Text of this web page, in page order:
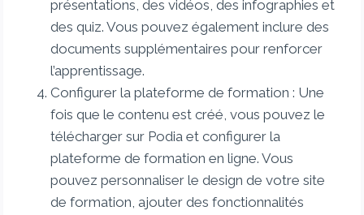
présentations, des vidéos, des infographies et
des quiz. Vous pouvez également inclure des
documents supplémentaires pour renforcer
l’apprentissage.
Configurer la plateforme de formation : Une
fois que le contenu est créé, vous pouvez le
télécharger sur Podia et configurer la
plateforme de formation en ligne. Vous
pouvez personnaliser le design de votre site
de formation, ajouter des fonctionnalités